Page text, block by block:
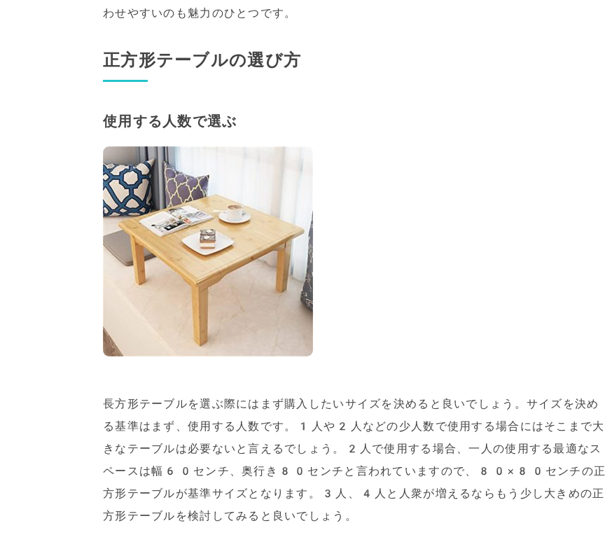
わせやすいのも魅力のひとつです。
正方形テーブルの選び方
使用する人数で選ぶ
長方形テーブルを選ぶ際にはまず購入したいサイズを決めると良いでしょう。サイズを決め
る基準はまず、使用する人数です。1人や2人などの少人数で使用する場合にはそこまで大
きなテーブルは必要ないと言えるでしょう。2人で使用する場合、一人の使用する最適なス
ペースは幅60センチ、奥行き80センチと言われていますので、80×80センチの正
方形テーブルが基準サイズとなります。3人、4人と人衆が増えるならもう少し大きめの正
方形テーブルを検討してみると良いでしょう。